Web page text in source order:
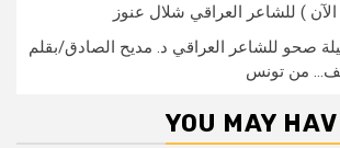
) للشاعر العراقي شلال عنوز
صحو للشاعر العراقي د. مديح الصادق/بقلم
من تونس
YOU MAY